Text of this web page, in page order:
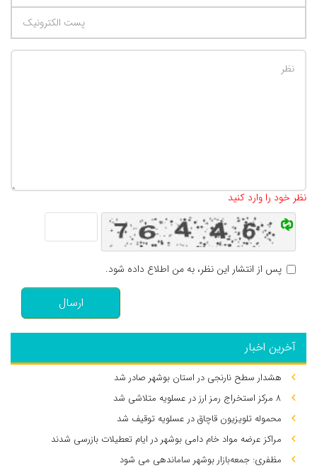
نظر خود را وارد کنید
پس از انتشار این نظر، به من اطلاع داده شود.
ارسال
آخرین اخبار
هشدار سطح نارنجی در استان بوشهر صادر شد
۸ مرکز استخراج رمز ارز در عسلویه متلاشی شد
محموله تلویزیون قاچاق در عسلویه توقیف شد
مراکز عرضه مواد خام دامی بوشهر در ایام تعطیلات بازرسی شدند
مظفری: جمعه‌بازار بوشهر ساماندهی می‌ شود